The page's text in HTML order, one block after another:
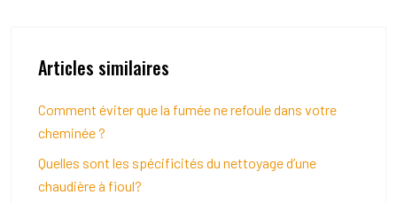
Articles similaires
Comment éviter que la fumée ne refoule dans votre
cheminée ?
Quelles sont les spécificités du nettoyage d’une
chaudière à fioul?